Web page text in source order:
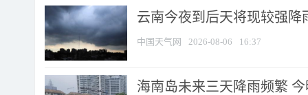
云南今夜到后天将现较强降
中国天气网 2026-08-06 16:37
海南岛未来三天降雨频繁